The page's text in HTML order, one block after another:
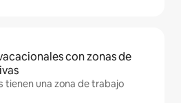
con zonas de
tienen una zona de trabajo